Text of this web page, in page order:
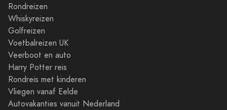
Rondreizen
Whiskyreizen
Golfreizen
Voetbalreizen UK
Veerboot en auto
Harry Potter reis
Rondreis met kinderen
Vliegen vanaf Eelde
Autovakanties vanuit Nederland